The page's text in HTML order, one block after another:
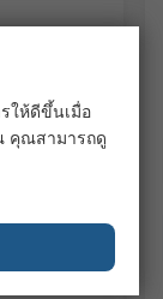
THB143.51/ถุง
ให้ดีขึ้นเมื่อ
คุณสามารถดู